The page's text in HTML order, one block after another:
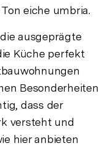
eiche umbria.
ausgeprägte
Küche perfekt
Besonderheiten
dass der
versteht und
hier anbieten